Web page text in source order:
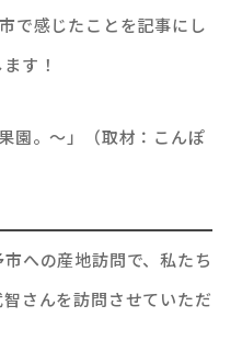
で感じたことを記事にし
す！
園。～」（取材：こんぽ
への産地訪問で、私たち
さんを訪問させていただ